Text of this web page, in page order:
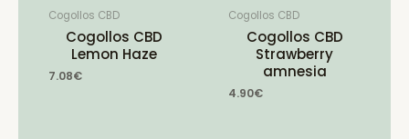
Cogollos CBD
Cogollos CBD
Lemon Haze
7.08€
Cogollos CBD
Cogollos CBD
Strawberry
amnesia
4.90€